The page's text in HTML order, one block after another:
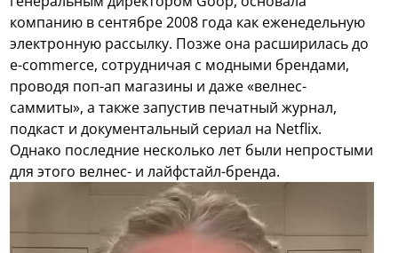
компанию в сентябре 2008 года как еженедельную
электронную рассылку. Позже она расширилась до
e-commerce, сотрудничая с модными брендами,
проводя поп-ап магазины и даже «велнес-
саммиты», а также запустив печатный журнал,
подкаст и документальный сериал на Netflix.
Однако последние несколько лет были непростыми
для этого велнес- и лайфстайл-бренда.